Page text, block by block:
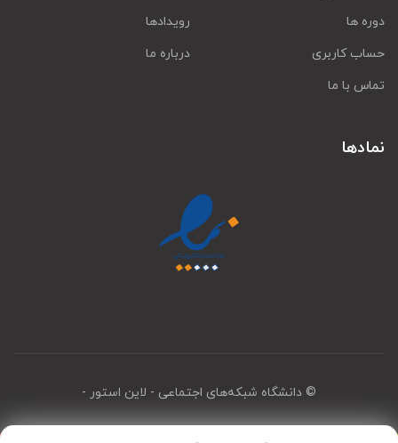
دوره ها
رویدادها
حساب کاربری
درباره ما
تماس با ما
نمادها
© دانشگاه شبکه‌های اجتماعی - لاین استور -